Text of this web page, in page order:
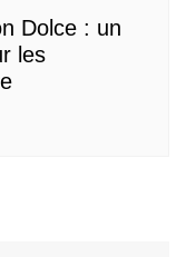
Dolce : un
les